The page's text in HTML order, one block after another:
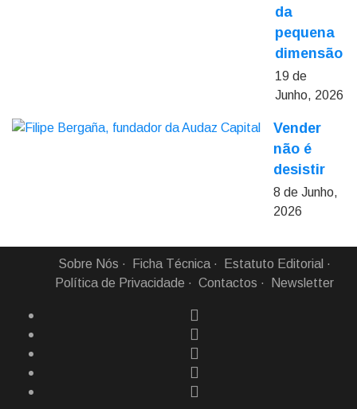
da
pequena
dimensão
19 de
Junho, 2026
Vender
não é
desistir
8 de Junho,
2026
Sobre Nós Ficha Técnica
Estatuto Editorial
Política de Privacidade
Contactos Newsletter